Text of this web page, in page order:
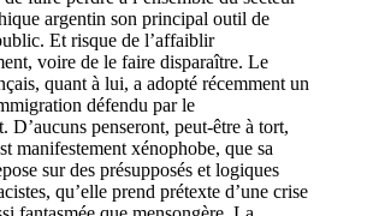
argentin son principal outil de
Et risque de l’affaiblir
voire de le faire disparaître. Le
quant à lui, a adopté récemment un
défendu par le
D’aucuns penseront, peut-être à tort,
manifestement xénophobe, que sa
sur des présupposés et logiques
qu’elle prend prétexte d’une crise